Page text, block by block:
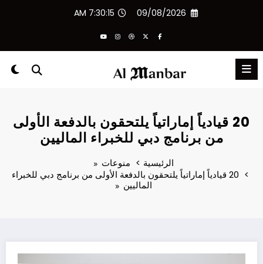
09/08/2026
7:30:16 AM
20 قيادياً إماراتياً يلتحقون بالدفعة الأولى
من برنامج دبي للخبراء الماليين
الرئيسية
منوعات
20 قيادياً إماراتياً يلتحقون بالدفعة الأولى من برنامج دبي للخبراء
الماليين